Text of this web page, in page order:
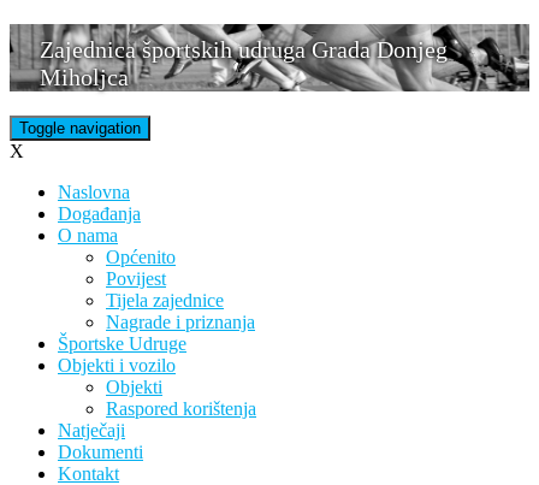
Skip
to
content
Zajednica športskih udruga Grada Donjeg
Miholjca
Toggle navigation
X
Naslovna
Događanja
O nama
Općenito
Povijest
Tijela zajednice
Nagrade i priznanja
Športske Udruge
Objekti i vozilo
Objekti
Raspored korištenja
Natječaji
Dokumenti
Kontakt